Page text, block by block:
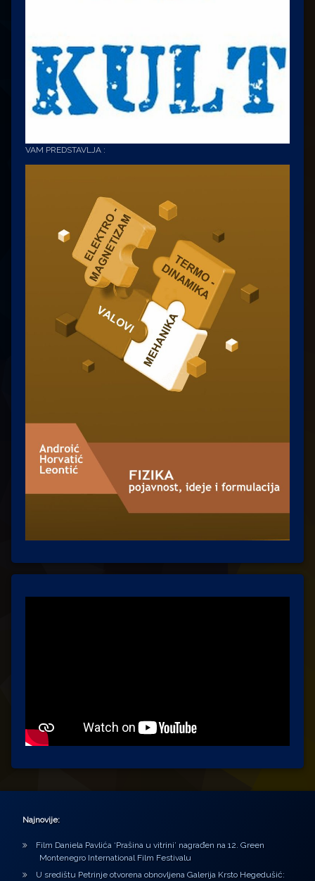
VAM PREDSTAVLJA :
Najnovije:
Film Daniela Pavlića ‘Prašina u vitrini’ nagrađen na 12. Green
Montenegro International Film Festivalu
U središtu Petrinje otvorena obnovljena Galerija Krsto Hegedušić: